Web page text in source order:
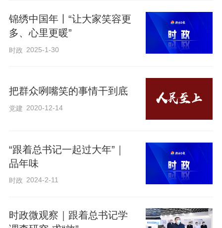
表。
引洮河水，解陇中渴，这是当地乡亲们日
多年的民生工程。
2024年9月，在甘肃考察的习近平总书记听
取了引洮供水工程情况汇报，得知近600万
群众告别苦咸水后，总书记眉头舒展，露
“引洮供水工程建得很好，解了燃眉之
急。”总书记强调，要多抓这样造福人民的
锦绣中国年丨“让大家笑容更
多、心里更暖”
时政 2025-1-30
把群众咧嘴笑的事情干到底
党建 2020-12-14
“跟着总书记一起过大年”｜
品年味
时政 2024-2-11
时政微观察｜跟着总书记学